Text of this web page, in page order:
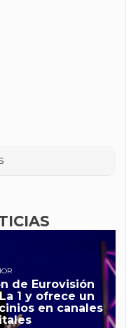
de Eurovisión
1 y ofrece un
en canales